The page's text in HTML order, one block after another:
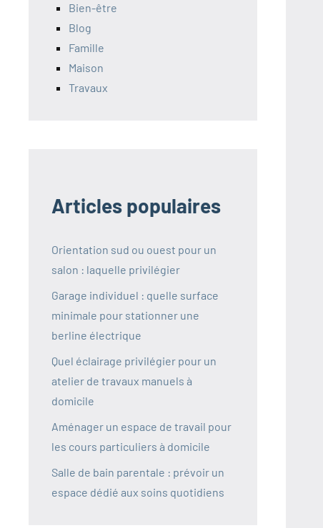
Bien-être
Blog
Famille
Maison
Travaux
Articles populaires
Orientation sud ou ouest pour un
salon : laquelle privilégier
Garage individuel : quelle surface
minimale pour stationner une
berline électrique
Quel éclairage privilégier pour un
atelier de travaux manuels à
domicile
Aménager un espace de travail pour
les cours particuliers à domicile
Salle de bain parentale : prévoir un
espace dédié aux soins quotidiens